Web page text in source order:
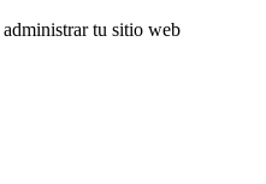
tu sitio web